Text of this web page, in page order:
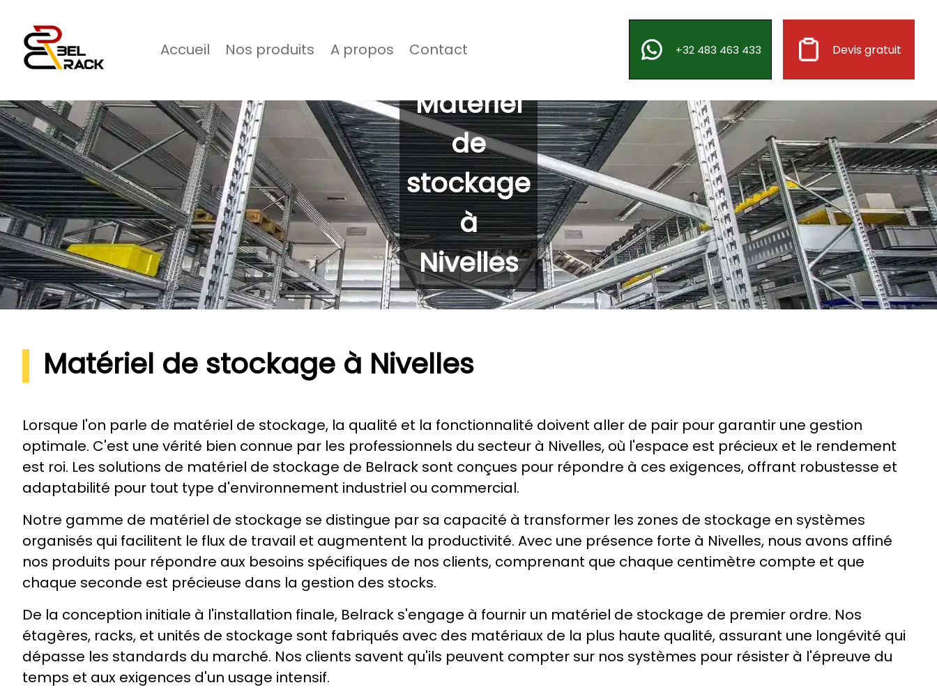
Accueil Nos produits A propos Contact +32 483 463 433 Devis gratuit
Matériel
de
stockage
à
Nivelles
Matériel de stockage à Nivelles
Lorsque l'on parle de matériel de stockage, la qualité et la fonctionnalité doivent aller de pair pour garantir une gestion
optimale. C'est une vérité bien connue par les professionnels du secteur à Nivelles, où l'espace est précieux et le rendement
est roi. Les solutions de matériel de stockage de Belrack sont conçues pour répondre à ces exigences, offrant robustesse et
adaptabilité pour tout type d'environnement industriel ou commercial.
Notre gamme de matériel de stockage se distingue par sa capacité à transformer les zones de stockage en systèmes
organisés qui facilitent le flux de travail et augmentent la productivité. Avec une présence forte à Nivelles, nous avons affiné
nos produits pour répondre aux besoins spécifiques de nos clients, comprenant que chaque centimètre compte et que
chaque seconde est précieuse dans la gestion des stocks.
De la conception initiale à l'installation finale, Belrack s'engage à fournir un matériel de stockage de premier ordre. Nos
étagères, racks, et unités de stockage sont fabriqués avec des matériaux de la plus haute qualité, assurant une longévité qui
dépasse les standards du marché. Nos clients savent qu'ils peuvent compter sur nos systèmes pour résister à l'épreuve du
temps et aux exigences d'un usage intensif.